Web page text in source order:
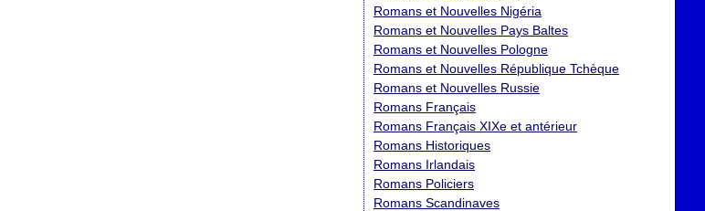
Romans et Nouvelles Nigéria
Romans et Nouvelles Pays Baltes
Romans et Nouvelles Pologne
Romans et Nouvelles République Tchèque
Romans et Nouvelles Russie
Romans Français
Romans Français XIXe et antérieur
Romans Historiques
Romans Irlandais
Romans Policiers
Romans Scandinaves